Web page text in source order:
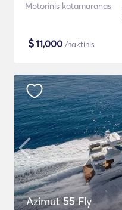
Motorinis katamaranas
$11,000 /naktinis
Azimut 55 Fly